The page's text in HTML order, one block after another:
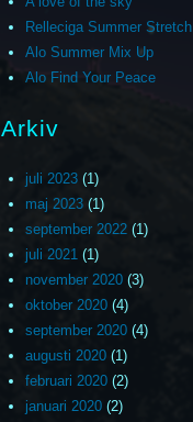
Relleciga Summer Stretch
Alo Summer Mix Up
Alo Find Your Peace
Arkiv
juli 2023(1)
maj 2023(1)
september 2022(1)
juli 2021(1)
november 2020(3)
oktober 2020(4)
september 2020(4)
augusti 2020(1)
februari 2020(2)
januari 2020(2)